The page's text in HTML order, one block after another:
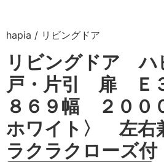
hapia / リビングドア
リビングドア ハ
戸・片引 扉 Ｅ
８６９幅 ２００
ホワイト〉 左
ラクラクローズ付